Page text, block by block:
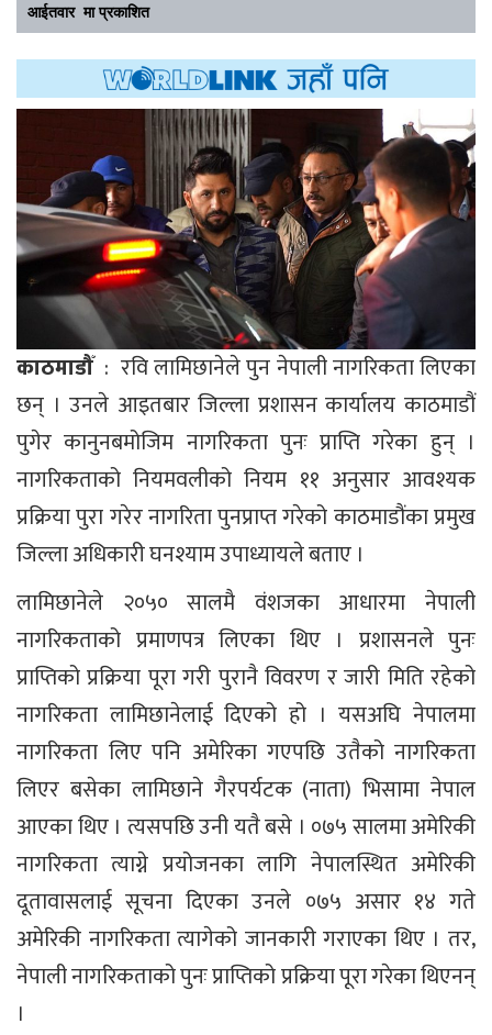
आईतवार मा प्रकाशित
काठमाडौँ: रवि लामिछानेले पुन नेपाली नागरिकता लिएका
छन् । उनले आइतबार जिल्ला प्रशासन कार्यालय काठमाडौं
पुगेर कानुनबमोजिम नागरिकता पुनः प्राप्ति गरेका हुन् ।
नागरिकताको नियमवलीको नियम ११ अनुसार आवश्यक
प्रक्रिया पुरा गरेर नागरिता पुनप्राप्त गरेको काठमाडौंका प्रमुख
जिल्ला अधिकारी घनश्याम उपाध्यायले बताए ।
लामिछानेले २०५० सालमै वंशजका आधारमा नेपाली
नागरिकताको प्रमाणपत्र लिएका थिए । प्रशासनले पुनः
प्राप्तिको प्रक्रिया पूरा गरी पुरानै विवरण र जारी मिति रहेको
नागरिकता लामिछानेलाई दिएको हो । यसअघि नेपालमा
नागरिकता लिए पनि अमेरिका गएपछि उतैको नागरिकता
लिएर बसेका लामिछाने गैरपर्यटक (नाता) भिसामा नेपाल
आएका थिए । त्यसपछि उनी यतै बसे । ०७५ सालमा अमेरिकी
नागरिकता त्याग्ने प्रयोजनका लागि नेपालस्थित अमेरिकी
दूतावासलाई सूचना दिएका उनले ०७५ असार १४ गते
अमेरिकी नागरिकता त्यागेको जानकारी गराएका थिए । तर‚
नेपाली नागरिकताको पुनः प्राप्तिको प्रक्रिया पूरा गरेका थिएनन्
।